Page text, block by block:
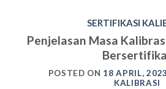
SERTIFIKASI
Penjelasan Masa
POSTED ON 18 APRIL, 2023
KALIBRASI